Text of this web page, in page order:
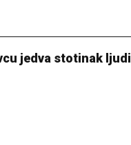
jedva stotinak ljudi